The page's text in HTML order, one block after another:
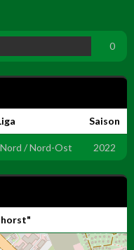
0
Saison
/ Nord-Ost 2022